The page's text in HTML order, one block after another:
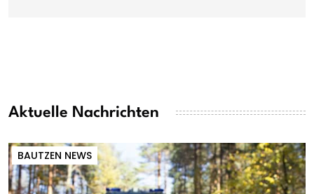
Aktuelle Nachrichten
BAUTZEN NEWS